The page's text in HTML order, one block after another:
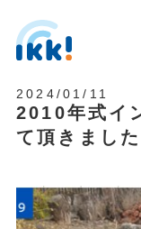
2024/01/11
2010年式イ
て頂きました